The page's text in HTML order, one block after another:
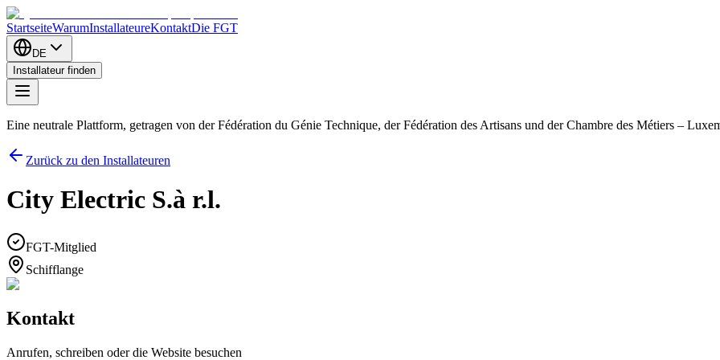
StartseiteWarumInstallateureKontaktDie FGT
DE
Installateur finden
Eine neutrale Plattform, getragen von der Fédération du Génie Technique, der Fédération des Artisans und der Chambre des Métiers –
Zurück zu den Installateuren
City Electric S.à r.l.
FGT-Mitglied
Schifflange
Kontakt
Anrufen, schreiben oder die Website besuchen